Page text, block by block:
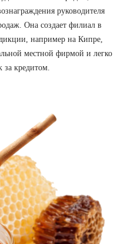
руководителя
Она создает филиал в
например на Кипре,
местной фирмой и легко
кредитом.